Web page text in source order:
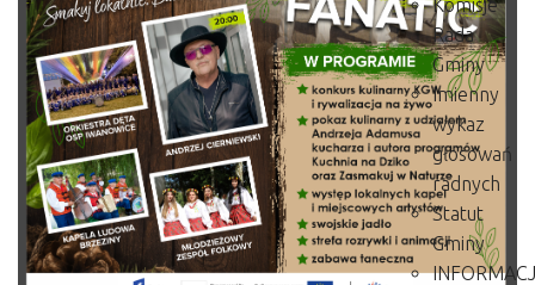
Komisje
Rada
Gminy
Imienny
wykaz
głosowań
radnych
Statut
Gminy